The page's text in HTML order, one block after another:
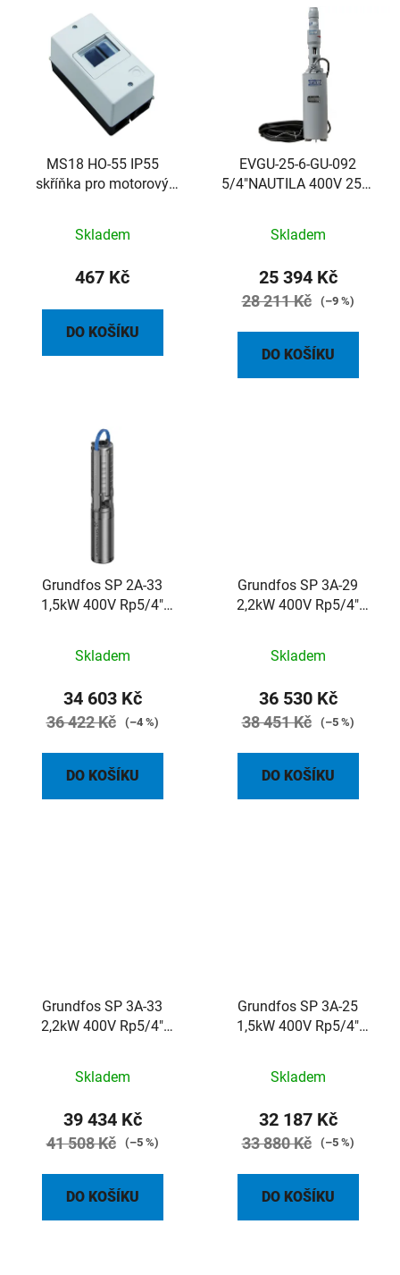
MS18 HO-55 IP55
skříňka pro motorový
Skladem
467 Kč
DO KOŠÍKU
EVGU-25-6-GU-092
5/4"NAUTILA 400V 25m
Skladem
25 394 Kč
28 211 Kč (–9 %)
DO KOŠÍKU
Grundfos SP 2A-33
1,5kW 400V Rp5/4"
Skladem
34 603 Kč
36 422 Kč (–4 %)
DO KOŠÍKU
Grundfos SP 3A-29
2,2kW 400V Rp5/4"
Skladem
36 530 Kč
38 451 Kč (–5 %)
DO KOŠÍKU
Grundfos SP 3A-33
2,2kW 400V Rp5/4"
Skladem
39 434 Kč
41 508 Kč (–5 %)
DO KOŠÍKU
Grundfos SP 3A-25
1,5kW 400V Rp5/4"
Skladem
32 187 Kč
33 880 Kč (–5 %)
DO KOŠÍKU